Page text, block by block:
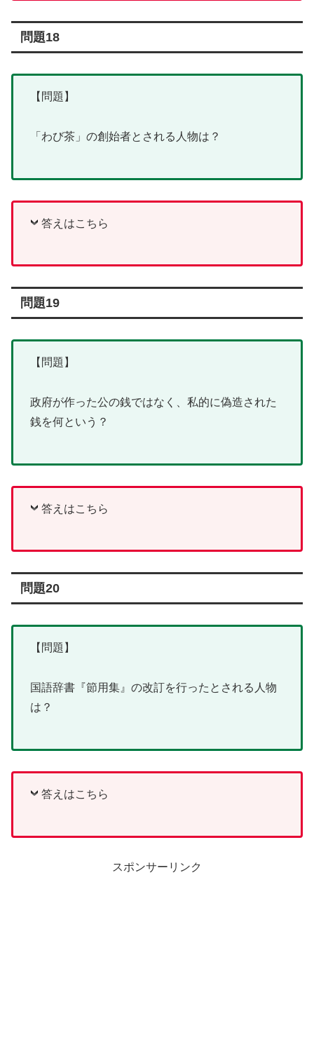
問題18
【問題】
「わび茶」の創始者とされる人物は？
答えはこちら
問題19
【問題】
政府が作った公の銭ではなく、私的に偽造された
銭を何という？
答えはこちら
問題20
【問題】
国語辞書『節用集』の改訂を行ったとされる人物
は？
答えはこちら
スポンサーリンク